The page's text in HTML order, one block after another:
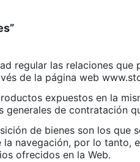
regular las relaciones
de la página web
expuestos en la
de contratación
de bienes son los que
navegación, por lo tanto,
ofrecidos en la Web.